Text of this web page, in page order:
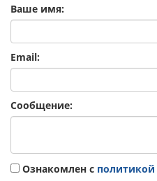
Ваше имя:
Email:
Сообщение:
Ознакомлен с политикой